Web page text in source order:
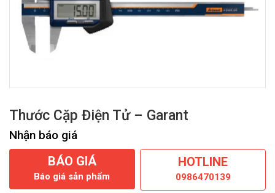
Thước Cặp Điện Tử – Garant
Nhận báo giá
BÁO GIÁ
Báo giá sản phẩm
HOTLINE
0986470139